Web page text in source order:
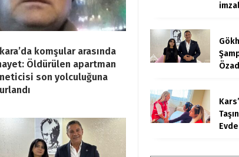
komşular arasında
Öldürülen apartman
son yolculuğuna